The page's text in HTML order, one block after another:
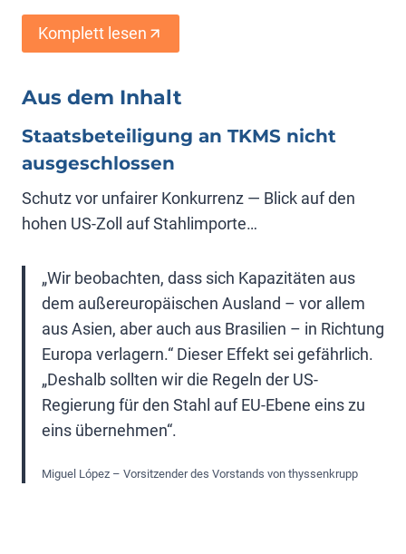
Komplett lesen
Aus dem Inhalt
Staatsbeteiligung an TKMS nicht
ausgeschlossen
Schutz vor unfairer Konkurrenz — Blick auf den
hohen US-Zoll auf Stahlimporte…
„Wir beobachten, dass sich Kapazitäten aus
dem außereuropäischen Ausland – vor allem
aus Asien, aber auch aus Brasilien – in Richtung
Europa verlagern.“ Dieser Effekt sei gefährlich.
„Deshalb sollten wir die Regeln der US-
Regierung für den Stahl auf EU-Ebene eins zu
eins übernehmen“.
Miguel López – Vorsitzender des Vorstands von thyssenkrupp